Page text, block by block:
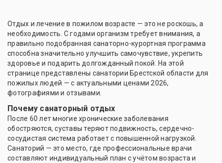
Отдых и лечение в пожилом возрасте — это не роскошь, а
необходимость. С годами организм требует внимания, а
правильно подобранная санаторно-курортная программа
способна значительно улучшить самочувствие, укрепить
здоровье и подарить долгожданный покой. На этой
странице представлены санатории Брестской области для
пожилых людей — с актуальными ценами 2026,
фотографиями и отзывами.
Почему санаторный отдых
После 60 лет многие хронические заболевания
обостряются, суставы теряют подвижность, сердечно-
сосудистая система работает с повышенной нагрузкой.
Санаторий — это место, где профессиональные врачи
составляют индивидуальный план с учётом возраста и